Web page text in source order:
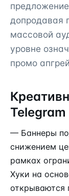
допродавая
массовой
уровне
промо
Telegram
— Баннеры
снижением
рамках
Хуки на
открываются